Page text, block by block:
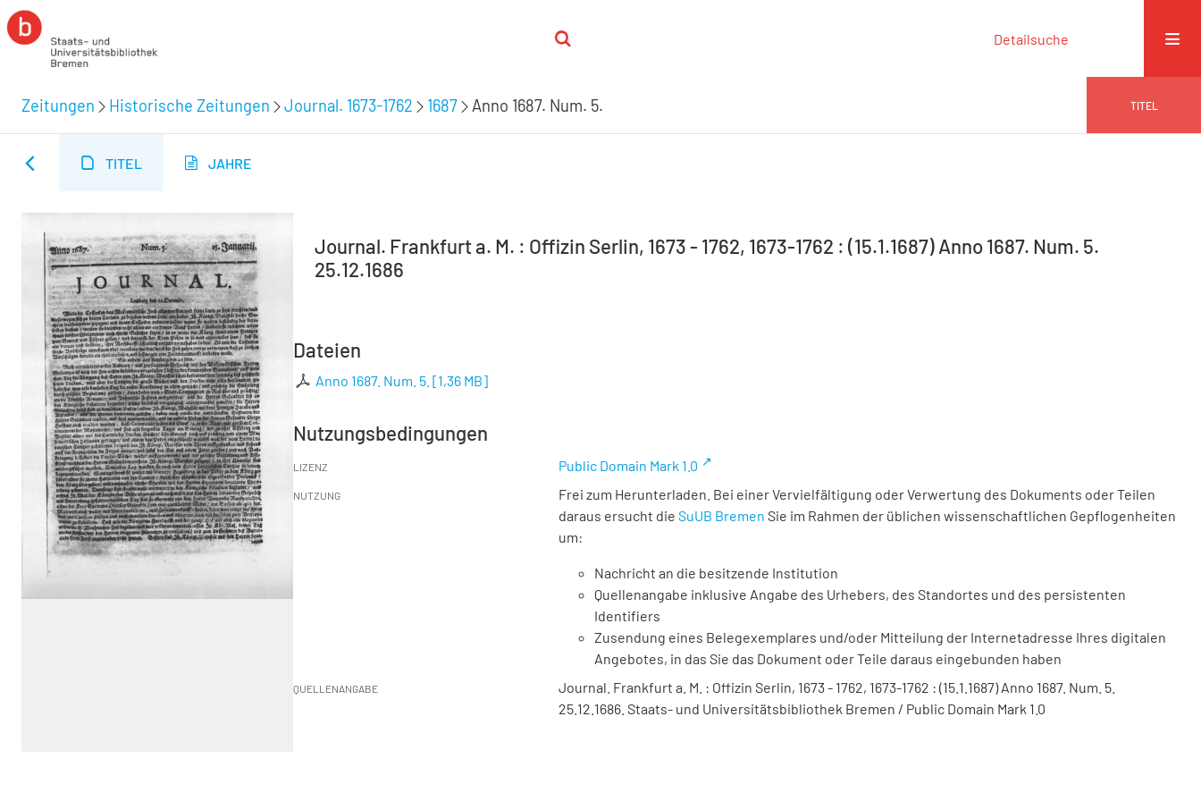
Detailsuche
Zeitungen Historische Zeitungen Journal. 1673-1762 1687 Anno 1687. Num. 5. TITEL
TITEL JAHRE
Journal. Frankfurt a. M. : Offizin Serlin, 1673 - 1762, 1673-1762 : (15.1.1687) Anno 1687. Num. 5.
25.12.1686
Dateien
Anno 1687. Num. 5. [1,36 MB]
Nutzungsbedingungen
LIZENZ Public Domain Mark 1.0
NUTZUNG
Frei zum Herunterladen. Bei einer Vervielfältigung oder Verwertung des Dokuments oder Teilen
daraus ersucht die SuUB Bremen Sie im Rahmen der üblichen wissenschaftlichen Gepflogenheiten
um:
Nachricht an die besitzende Institution
Quellenangabe inklusive Angabe des Urhebers, des Standortes und des persistenten
Identifiers
Zusendung eines Belegexemplares und/oder Mitteilung der Internetadresse Ihres digitalen
Angebotes, in das Sie das Dokument oder Teile daraus eingebunden haben
QUELLENANGABE
Journal. Frankfurt a. M. : Offizin Serlin, 1673 - 1762, 1673-1762 : (15.1.1687) Anno 1687. Num. 5.
25.12.1686. Staats- und Universitätsbibliothek Bremen / Public Domain Mark 1.0